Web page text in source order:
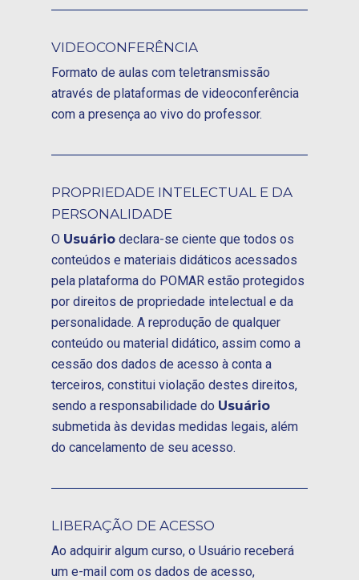
VIDEOCONFERÊNCIA
Formato de aulas com teletransmissão
através de plataformas de videoconferência
com a presença ao vivo do professor.
PROPRIEDADE INTELECTUAL E DA
PERSONALIDADE
O Usuário declara-se ciente que todos os
conteúdos e materiais didáticos acessados
pela plataforma do POMAR estão protegidos
por direitos de propriedade intelectual e da
personalidade. A reprodução de qualquer
conteúdo ou material didático, assim como a
cessão dos dados de acesso à conta a
terceiros, constitui violação destes direitos,
sendo a responsabilidade do Usuário
submetida às devidas medidas legais, além
do cancelamento de seu acesso.
LIBERAÇÃO DE ACESSO
Ao adquirir algum curso, o Usuário receberá
um e-mail com os dados de acesso,